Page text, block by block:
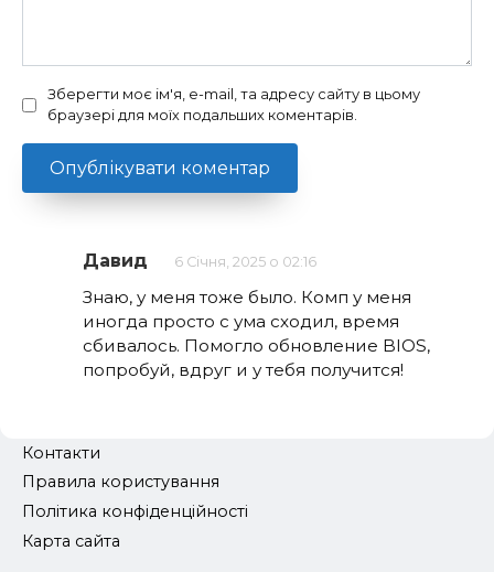
Зберегти моє ім'я, e-mail, та адресу сайту в цьому
браузері для моїх подальших коментарів.
Давид 6 Січня, 2025 о 02:16
Знаю, у меня тоже было. Комп у меня
иногда просто с ума сходил, время
сбивалось. Помогло обновление BIOS,
попробуй, вдруг и у тебя получится!
Контакти
Правила користування
Політика конфіденційності
Карта сайта